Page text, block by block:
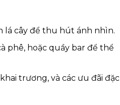
lá cây để thu hút ánh nhìn.
phê, hoặc quầy bar để thể
trương, và các ưu đãi đặc